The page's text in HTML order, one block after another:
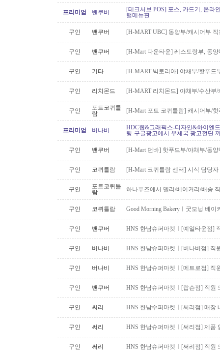
프리미엄 밴쿠버
[테크서브 POS] 포스, 카드기, 온라
털메뉴판
구인 밴쿠버 [H-MART UBC] 동양부/캐시어부
구인 밴쿠버 [H-Mart 다운타운] 레스토랑부, 동
구인 기타 [H-MART 빅토리아] 야채부/핫푸드
구인 리치몬드 [H-MART 리치몬드] 야채부/수산부
구인
포트코퀴틀
람
[H-Mart 포트 코퀴틀람] 캐시어부/
프리미엄 버나비
HDC웹&그래픽스-디자인&하이엔
팅-구글광고에서 우체국 광고전단
구인 밴쿠버 [H-Mart 던바] 핫푸드부/야채부/동
구인 코퀴틀람 [H-Mart 코퀴틀람 센터] 시식 담당
구인
포트코퀴틀
람
하나푸즈에서 델리/베이커리/배송
구인 코퀴틀람 Good Morning Bakeryㅣ굿모닝 베
구인 밴쿠버 HNS 한남슈퍼마켓ㅣ[예일타운점]
구인 버나비 HNS 한남슈퍼마켓ㅣ[버나비점] 직
구인 버나비 HNS 한남슈퍼마켓ㅣ[메트로점] 직
구인 밴쿠버 HNS 한남슈퍼마켓ㅣ[랍슨점] 직원
구인 써리 HNS 한남수퍼마켓ㅣ[써리점] 매장
구인 써리 HNS 한남슈퍼마켓ㅣ[써리점] 제품
구인 써리 HNS 한남슈퍼마켓ㅣ[써리점] 직원